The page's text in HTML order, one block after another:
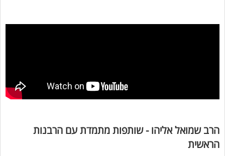
הרב שמואל אליהו - שותפות מתמדת עם הרבנות
הראשית